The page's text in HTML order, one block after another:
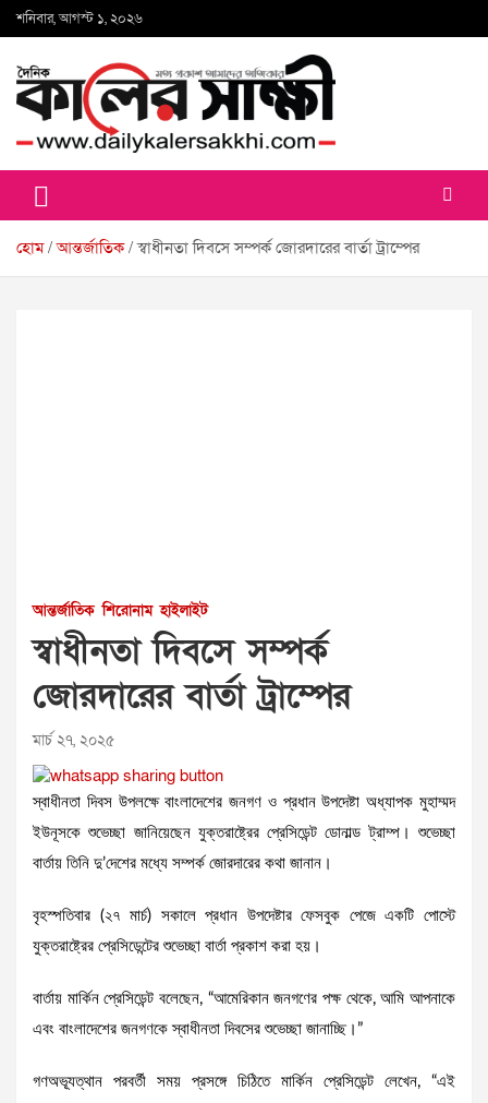
Skip
to
শনিবার, আগস্ট ১, ২০২৬
কালের সাক্ষী
হোম আন্তর্জাতিক স্বাধীনতা দিবসে সম্পর্ক জোরদারের বার্তা ট্রাম্পের
আন্তর্জাতিক শিরোনাম হাইলাইট
স্বাধীনতা দিবসে সম্পর্ক
জোরদারের বার্তা ট্রাম্পের
মার্চ ২৭, ২০২৫
স্বাধীনতা দিবস উপলক্ষে বাংলাদেশের জনগণ ও প্রধান উপদেষ্টা অধ্যাপক মুহাম্মদ
ইউনূসকে শুভেচ্ছা জানিয়েছেন যুক্তরাষ্ট্রের প্রেসিডেন্ট ডোনাল্ড ট্রাম্প। শুভেচ্ছা
বার্তায় তিনি দু’দেশের মধ্যে সম্পর্ক জোরদারের কথা জানান।
বৃহস্পতিবার (২৭ মার্চ) সকালে প্রধান উপদেষ্টার ফেসবুক পেজে একটি পোস্টে
যুক্তরাষ্ট্রের প্রেসিডেন্টের শুভেচ্ছা বার্তা প্রকাশ করা হয়।
বার্তায় মার্কিন প্রেসিডেন্ট বলেছেন, “আমেরিকান জনগণের পক্ষ থেকে, আমি আপনাকে
এবং বাংলাদেশের জনগণকে স্বাধীনতা দিবসের শুভেচ্ছা জানাচ্ছি।”
গণঅভ্যূত্থান পরবর্তী সময় প্রসঙ্গে চিঠিতে মার্কিন প্রেসিডেন্ট লেখেন, “এই